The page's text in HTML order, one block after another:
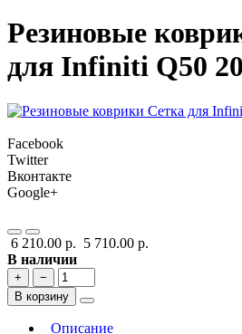
Резиновые
для Infiniti Q50
Facebook
Twitter
Вконтакте
Google+
6 210.00 р. 5 710.00 р.
В наличии
+
−
В корзину
Описание